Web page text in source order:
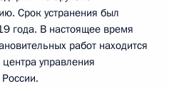
Срок устранения был
года. В настоящее время
работ находится
управления